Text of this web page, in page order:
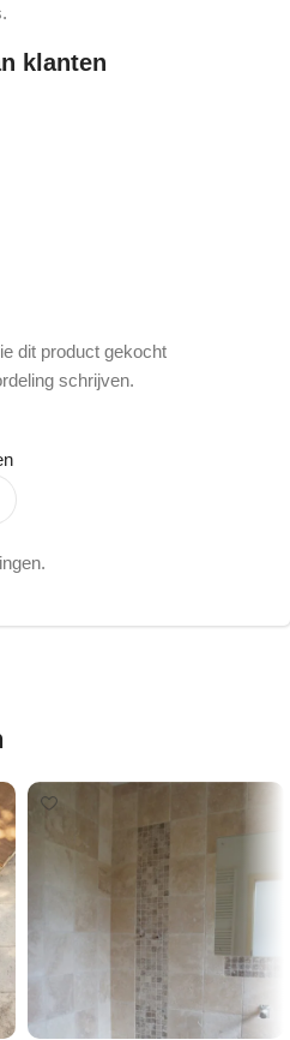
klanten
dit product gekocht
schrijven.